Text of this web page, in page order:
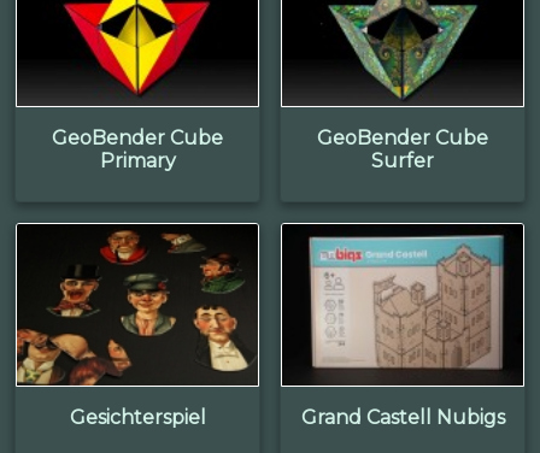
GeoBender Cube
Primary
GeoBender Cube
Surfer
Gesichterspiel Grand Castell Nubigs